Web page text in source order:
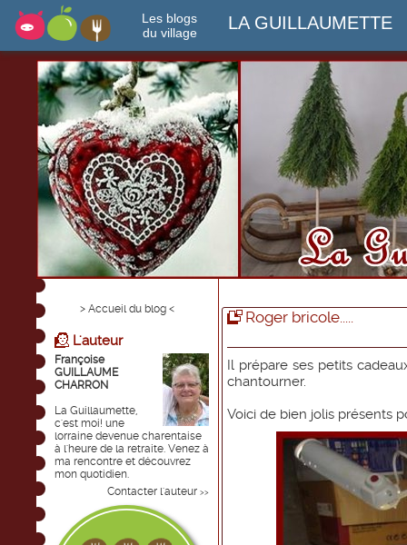
Les blogs
du village
LA GUILLAUMETTE
> Accueil du blog <
L'auteur
Françoise
GUILLAUME
CHARRON
La Guillaumette,
c'est moi! une
lorraine devenue charentaise
à l'heure de la retraite. Venez à
ma rencontre et découvrez
mon quotidien.
Contacter l'auteur >>
Roger bricole.....
Il prépare ses petits
chantourner.
Voici de bien jolis présents